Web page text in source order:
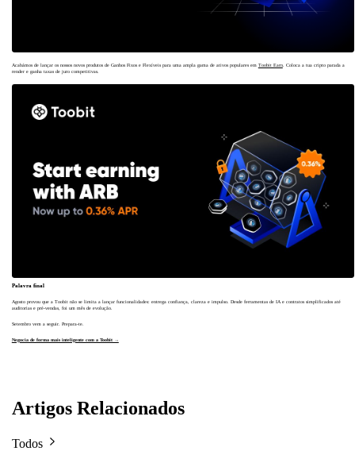
Acabámos de lançar os nossos novos produtos de Ganhos Fixos e Flexíveis para uma ampla gama de ativos populares em Toobit Earn. Coloca a tua cripto parada a
render e ganha taxas de juro competitivas.
Palavra final
Agosto provou que a Toobit não se limita a lançar funcionalidades: entrega confiança, clareza e impulso. Desde ferramentas de IA e contratos simplificados até
auditorias e pré-vendas, foi um mês de evolução.
Setembro vem a seguir. Prepara-te.
Negocia de forma mais inteligente com a Toobit →
Artigos Relacionados
Todos